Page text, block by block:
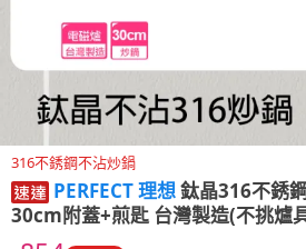
316不銹鋼不沾炒鍋
PERFECT 理想鈦晶316不銹
30cm附蓋+煎匙 台灣製造(不挑爐